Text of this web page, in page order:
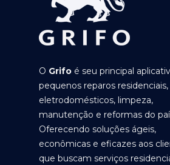
O Grifo é seu principal
pequenos reparos residenciais,
eletrodomésticos, limpeza,
manutenção e reformas do
Oferecendo soluções ágeis,
econômicas e eficazes aos
que buscam serviços